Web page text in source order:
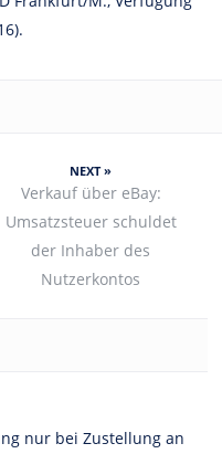
NEXT »
Verkauf über eBay:
Umsatzsteuer schuldet
der Inhaber des
Nutzerkontos
nur bei Zustellung an